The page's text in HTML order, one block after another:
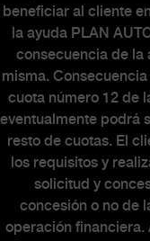
beneficiar al cliente
la ayuda PLAN
consecuencia de la
misma.
cuota número 12 de
eventualmente podrá
resto de cuotas. El
los requisitos y
solicitud y
concesión o no de
operación financiera.